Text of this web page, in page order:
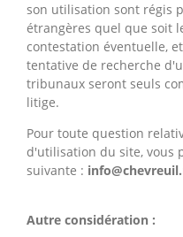
son utilisation sont régis
étrangères quel que soit
contestation éventuelle,
tentative de recherche
tribunaux seront seuls
litige.
Pour toute question
d'utilisation du site, vous
suivante :
Autre considération :